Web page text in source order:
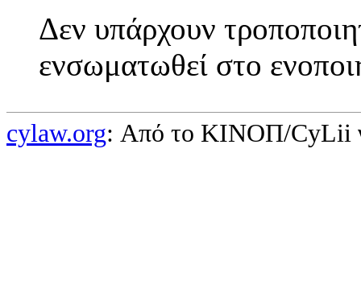
Δεν υπάρχουν
ενσωματωθεί στο
cylaw.org: Από το ΚΙΝOΠ/CyLii